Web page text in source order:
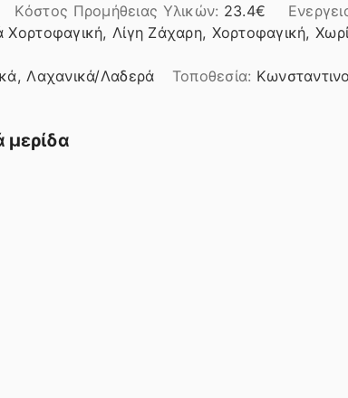
Kόστος Προμήθειας Υλικών: 23.4
Χορτοφαγική, Λίγη Ζάχαρη, Χορτοφαγική,
Λαχανικά/Λαδερά Τοποθεσία:
μερίδα